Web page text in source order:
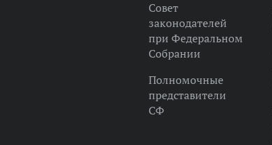
Совет
законодателей
при Федеральном
Собрании
Полномочные
представители
СФ